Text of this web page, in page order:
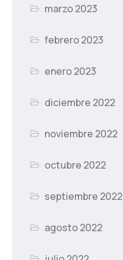
marzo 2023
febrero 2023
enero 2023
diciembre 2022
noviembre 2022
octubre 2022
septiembre 2022
agosto 2022